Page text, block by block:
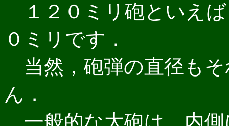
１２０ミリ砲といえ
０ミリです．
当然，砲弾の直径も
ん．